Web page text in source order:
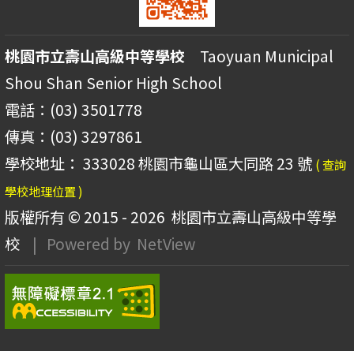
桃園市立壽山高級中等學校 Taoyuan Municipal
Shou Shan Senior High School
電話：(03) 3501778
傳真：(03) 3297861
學校地址： 333028 桃園市龜山區大同路 23 號 ( 查詢
學校地理位置 )
版權所有 © 2015 - 2026 桃園市立壽山高級中等學
校
| Powered by NetView